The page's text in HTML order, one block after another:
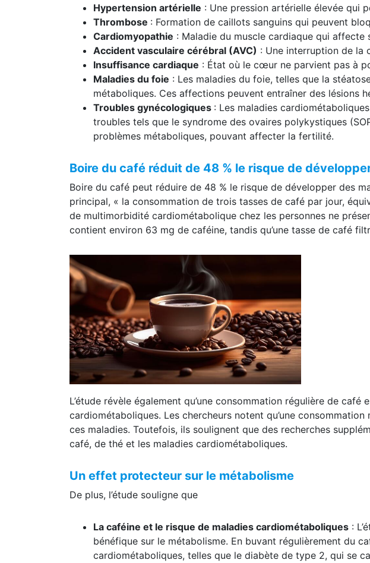
Hypertension artérielle : Une pression artérielle élevée qui
Thrombose : Formation de caillots sanguins qui peuvent
Cardiomyopathie : Maladie du muscle cardiaque qui affecte
Accident vasculaire cérébral (AVC) : Une interruption de la
Insuffisance cardiaque : État où le cœur ne parvient pas à
Maladies du foie : Les maladies du foie, telles que la
métaboliques. Ces affections peuvent entraîner des lésions
Troubles gynécologiques : Les maladies
troubles tels que le syndrome des ovaires polykystiques
problèmes métaboliques, pouvant affecter la fertilité.
Boire du café réduit de 48 % le risque de
Boire du café peut réduire de 48 % le risque de développer des
principal, « la consommation de trois tasses de café par jour,
de multimorbidité cardiométabolique chez les personnes ne
contient environ 63 mg de caféine, tandis qu’une tasse de café
L’étude révèle également qu’une consommation régulière de
cardiométaboliques. Les chercheurs notent qu’une
ces maladies. Toutefois, ils soulignent que des recherches
café, de thé et les maladies cardiométaboliques.
Un effet protecteur sur le métabolisme
De plus, l’étude souligne que
La caféine et le risque de maladies cardiométaboliques :
bénéfique sur le métabolisme. En buvant régulièrement du
cardiométaboliques, telles que le diabète de type 2, qui se